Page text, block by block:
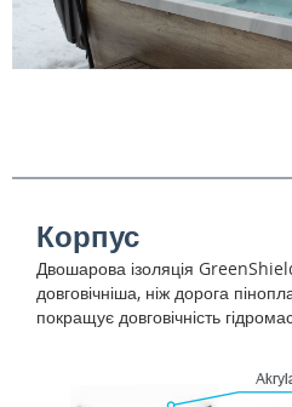
Корпус
Двошарова ізоляція
довговічніша, ніж дорога
покращує довговічність